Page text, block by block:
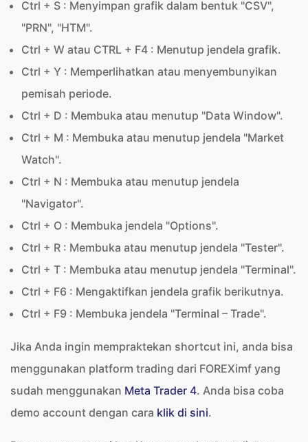
Ctrl + S : Menyimpan grafik dalam bentuk "CSV",
"PRN", "HTM".
Ctrl + W atau CTRL + F4 : Menutup jendela grafik.
Ctrl + Y : Memperlihatkan atau menyembunyikan
pemisah periode.
Ctrl + D : Membuka atau menutup "Data Window".
Ctrl + M : Membuka atau menutup jendela "Market
Watch".
Ctrl + N : Membuka atau menutup jendela
"Navigator".
Ctrl + O : Membuka jendela "Options".
Ctrl + R : Membuka atau menutup jendela "Tester".
Ctrl + T : Membuka atau menutup jendela "Terminal".
Ctrl + F6 : Mengaktifkan jendela grafik berikutnya.
Ctrl + F9 : Membuka jendela "Terminal – Trade".
Jika Anda ingin mempraktekan shortcut ini, anda bisa
menggunakan platform trading dari FOREXimf yang
sudah menggunakan Meta Trader 4. Anda bisa coba
demo account dengan cara klik di sini.